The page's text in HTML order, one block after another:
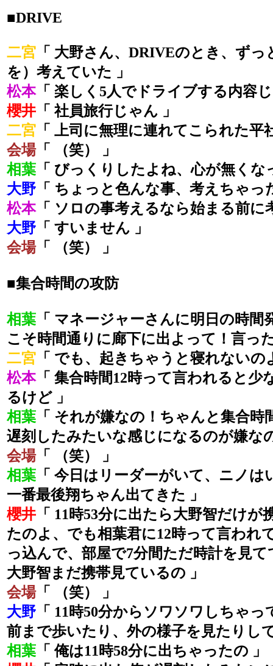
■DRIVE
二宮 「 大野さん、DRIVEのとき、ず
を）考えていた 」
松本「 楽しく5人でドライブする内容
櫻井 「 社員旅行じゃん 」
二宮 「 上司に無理に連れてこられた平
会場「 （笑） 」
相葉 「 びっくりしたよね、心が無くな
大野 「 ちょっと色んな事、考えちゃっ
松本「 ソロの事考えるなら始まる前に
大野 「 すいません 」
会場「 （笑） 」
■集合時間の攻防
相葉 「 マネージャーさんに明日の時間
こそ時間通りに廊下に出よって！言っ
二宮 「 でも、起きちゃうと寝れないの
松本「 集合時間12時って言われると少
るけど 」
相葉 「 それが嫌なの！ちゃんと集合
遅刻したみたいな感じになるのが嫌な
会場「 （笑） 」
相葉 「 今日はリーダーがいて、ニノ
一番最後翔ちゃん出てきた 」
櫻井 「 11時53分に出たら大野智だけが
たのよ、でも相葉君に12時って言われ
っ込んで、部屋で7分間ただ時計を見て
大野智まだ携帯見ているの 」
会場「 （笑） 」
大野 「 11時50分からソワソワしちゃ
前まで歩いたり、外の様子を見たりし
相葉 「 俺は11時58分に出ちゃったの 」